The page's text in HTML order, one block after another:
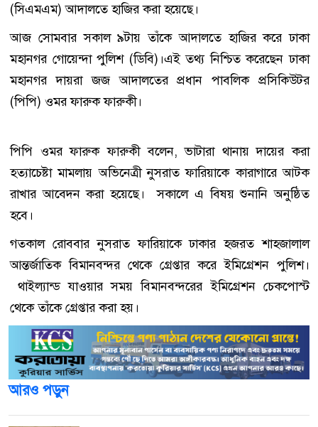
(সিএমএম) আদালতে হাজির করা হয়েছে।
আজ সোমবার সকাল ৯টায় তাঁকে আদালতে হাজির করে ঢাকা
মহানগর গোয়েন্দা পুলিশ (ডিবি)।এই তথ্য নিশ্চিত করেছেন ঢাকা
মহানগর দায়রা জজ আদালতের প্রধান পাবলিক প্রসিকিউটর
(পিপি) ওমর ফারুক ফারুকী।
পিপি ওমর ফারুক ফারুকী বলেন, ভাটারা থানায় দায়ের করা
হত্যাচেষ্টা মামলায় অভিনেত্রী নুসরাত ফারিয়াকে কারাগারে আটক
রাখার আবেদন করা হয়েছে। সকালে এ বিষয় শুনানি অনুষ্ঠিত
হবে।
গতকাল রোববার নুসরাত ফারিয়াকে ঢাকার হজরত শাহজালাল
আন্তর্জাতিক বিমানবন্দর থেকে গ্রেপ্তার করে ইমিগ্রেশন পুলিশ।
থাইল্যান্ড যাওয়ার সময় বিমানবন্দরের ইমিগ্রেশন চেকপোস্ট
থেকে তাঁকে গ্রেপ্তার করা হয়।
আরও পড়ুন